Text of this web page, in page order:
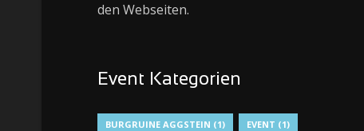
den Webseiten.
Event Kategorien
BURGRUINE AGGSTEIN (1) EVENT (1)